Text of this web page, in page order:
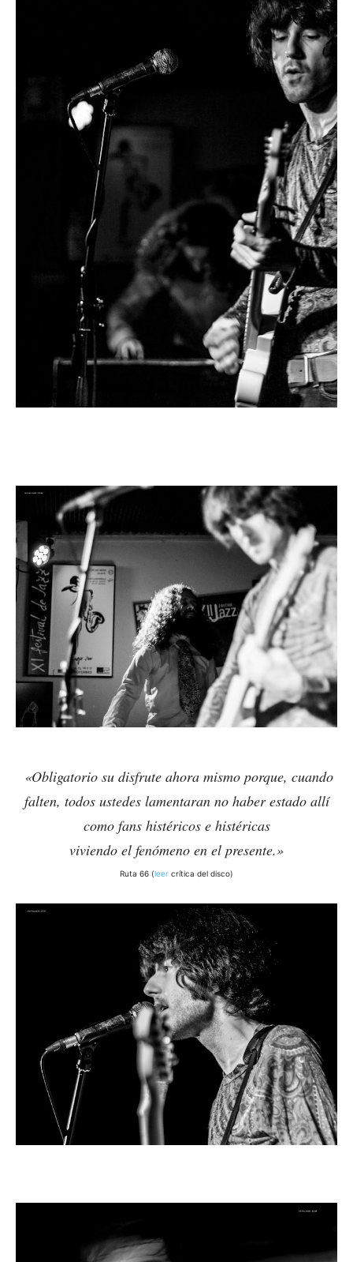
«Obligatorio su disfrute ahora mismo porque, cuando
falten, todos ustedes lamentaran no haber estado allí
como fans histéricos e histéricas
viviendo el fenómeno en el presente.»
Ruta 66 (leer crítica del disco)